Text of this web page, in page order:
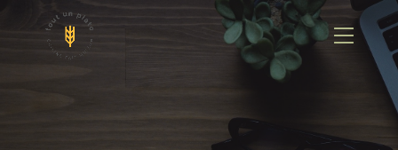
Panneau de gestion des cookies